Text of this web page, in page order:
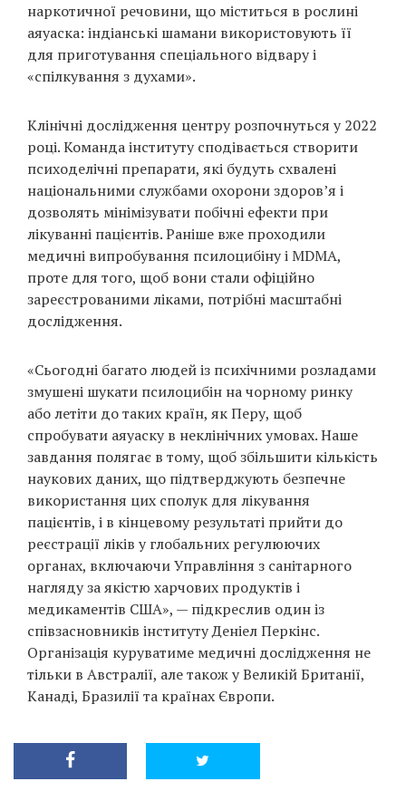
EN
RU
наркотичної речовини, що міститься в рослині
аяуаска: індіанські шамани використовують її
для приготування спеціального відвару і
«спілкування з духами».
Клінічні дослідження центру розпочнуться у 2022
році. Команда інституту сподівається створити
психоделічні препарати, які будуть схвалені
національними службами охорони здоров’я і
дозволять мінімізувати побічні ефекти при
лікуванні пацієнтів. Раніше вже проходили
медичні випробування псилоцибіну і MDMA,
проте для того, щоб вони стали офіційно
зареєстрованими ліками, потрібні масштабні
дослідження.
«Сьогодні багато людей із психічними розладами
змушені шукати псилоцибін на чорному ринку
або летіти до таких країн, як Перу, щоб
спробувати аяуаску в неклінічних умовах. Наше
завдання полягає в тому, щоб збільшити кількість
наукових даних, що підтверджують безпечне
використання цих сполук для лікування
пацієнтів, і в кінцевому результаті прийти до
реєстрації ліків у глобальних регулюючих
органах, включаючи Управління з санітарного
нагляду за якістю харчових продуктів і
медикаментів США», — підкреслив один із
співзасновників інституту Деніел Перкінс.
Організація куруватиме медичні дослідження не
тільки в Австралії, але також у Великій Британії,
Канаді, Бразилії та країнах Європи.